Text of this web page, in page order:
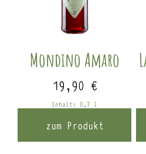
Mondino Amaro
19,90 €
Inhalt: 0,7 l
zum Produkt